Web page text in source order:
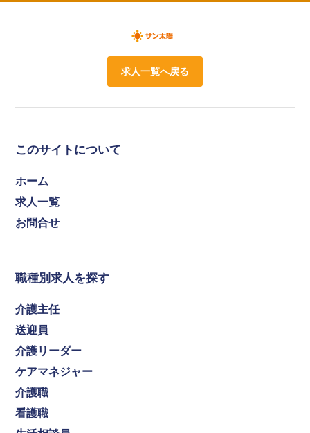
求人一覧へ戻る
このサイトについて
ホーム
求人一覧
お問合せ
職種別求人を探す
介護主任
送迎員
介護リーダー
ケアマネジャー
介護職
看護職